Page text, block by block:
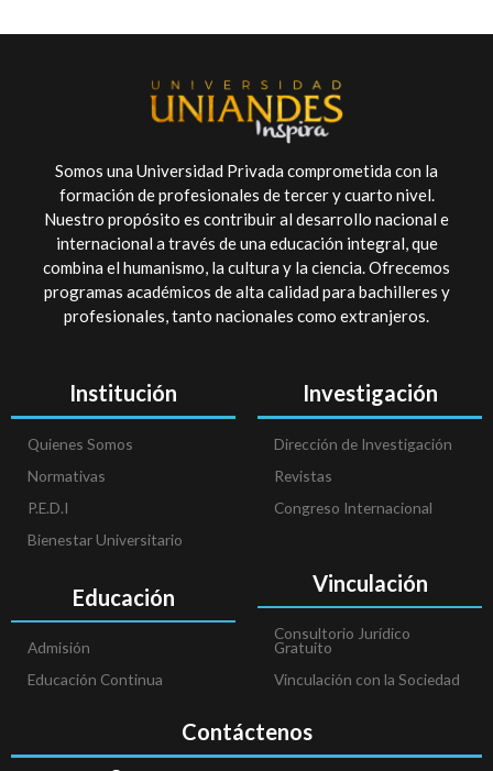
Somos una Universidad Privada comprometida con la
formación de profesionales de tercer y cuarto nivel.
Nuestro propósito es contribuir al desarrollo nacional e
internacional a través de una educación integral, que
combina el humanismo, la cultura y la ciencia. Ofrecemos
programas académicos de alta calidad para bachilleres y
profesionales, tanto nacionales como extranjeros.
Institución
Quienes Somos
Normativas
P.E.D.I
Bienestar Universitario
Educación
Admisión
Educación Continua
Investigación
Dirección de Investigación
Revistas
Congreso Internacional
Vinculación
Consultorio Jurídico
Gratuito
Vinculación con la Sociedad
Contáctenos